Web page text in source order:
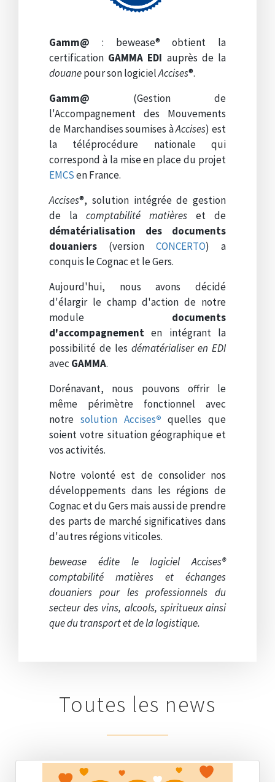
Gamm@ : bewease® obtient la
certification GAMMA EDI auprès de la
douanepour son logicielAccises®.
Gamm@ (Gestion de
l'Accompagnement des Mouvements
de Marchandises soumises àAccises) est
la téléprocédure nationale qui
correspond à la mise en place du projet
EMCSen France.
Accises®, solution intégrée de gestion
de la comptabilité matières et de
dématérialisation des documents
douaniers (version CONCERTO) a
conquis le Cognac et le Gers.
Aujourd'hui, nous avons décidé
d'élargir le champ d'action de notre
module documents
d'accompagnement en intégrant la
possibilité de les dématérialiser en EDI
avec GAMMA.
Dorénavant, nous pouvons offrir le
même périmètre fonctionnel avec
notre solution Accises® quelles que
soient votre situation géographique et
vos activités.
Notre volonté est de consolider nos
développements dans les régions de
Cognac et du Gers mais aussi de prendre
des parts de marché significatives dans
d'autres régions viticoles.
bewease édite le logiciel Accises®
comptabilité matières et échanges
douaniers pour les professionnels du
secteur des vins, alcools, spiritueux ainsi
que du transport et de la logistique.
Toutes les news